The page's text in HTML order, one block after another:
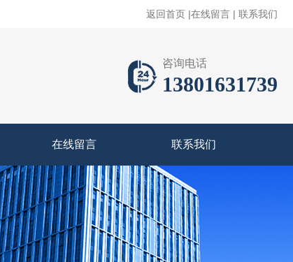
返回首页 |在线留言 | 联系我们
咨询电话
13801631739
在线留言 联系我们